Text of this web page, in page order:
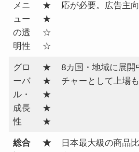
メニ
ュー
の透
明性
★
★
☆
☆
応が必要。広告主
グロ
ーバ
ル・
成長
性
★
★
★
★
★
8カ国・地域に展開
チャーとして上場
総合
★
日本最大級の商品